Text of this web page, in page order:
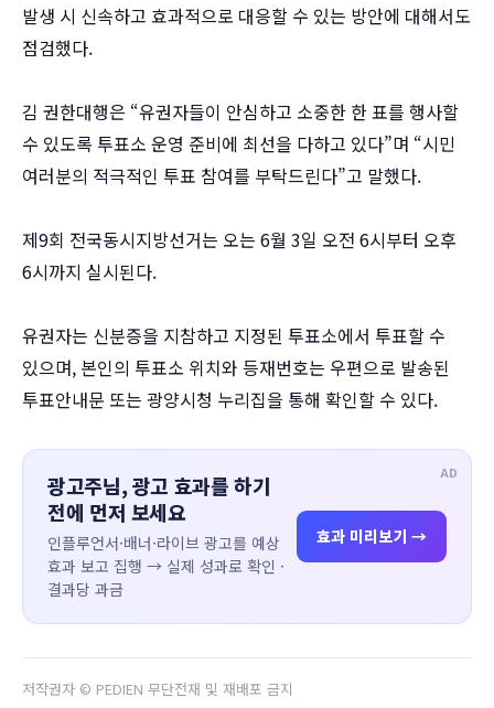
발생 시 신속하고 효과적으로 대응할 수 있는 방안에 대해서도
점검했다.
김 권한대행은 “유권자들이 안심하고 소중한 한 표를 행사할
수 있도록 투표소 운영 준비에 최선을 다하고 있다”며 “시민
여러분의 적극적인 투표 참여를 부탁드린다”고 말했다.
제9회 전국동시지방선거는 오는 6월 3일 오전 6시부터 오후
6시까지 실시된다.
유권자는 신분증을 지참하고 지정된 투표소에서 투표할 수
있으며, 본인의 투표소 위치와 등재번호는 우편으로 발송된
투표안내문 또는 광양시청 누리집을 통해 확인할 수 있다.
AD
광고주님, 광고 효과를 하기
전에 먼저 보세요
인플루언서·배너·라이브 광고를 예상
효과 보고 집행 → 실제 성과로 확인 ·
결과당 과금
효과 미리보기 →
저작권자 © PEDIEN 무단전재 및 재배포 금지